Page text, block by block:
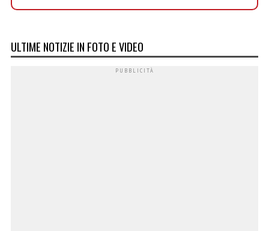
ULTIME NOTIZIE IN FOTO E VIDEO